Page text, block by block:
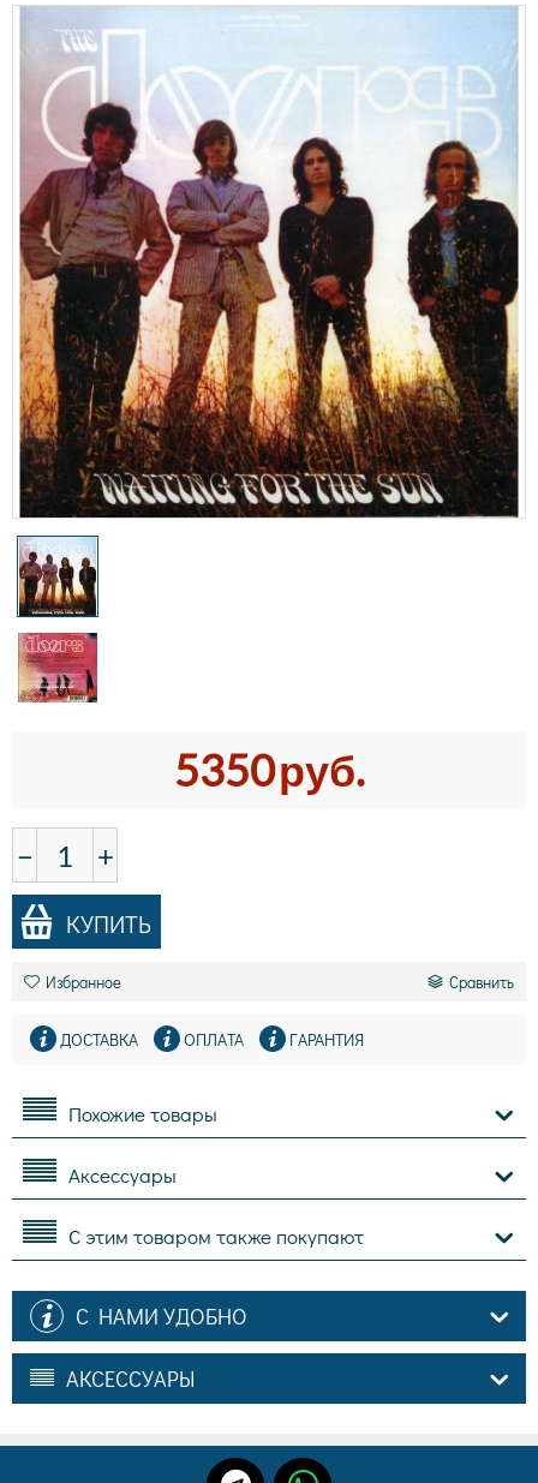
5350руб.
− +
КУПИТЬ
Избранное Сравнить
ДОСТАВКА ОПЛАТА ГАРАНТИЯ
Похожие товары
Аксессуары
С этим товаром также покупают
С НАМИ УДОБНО
АКСЕССУАРЫ